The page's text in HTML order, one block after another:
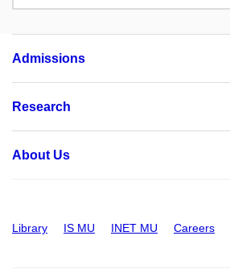
Admissions
Research
About Us
Library IS MU INET MU Careers